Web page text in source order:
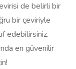
de belirli bir
bir çeviriyle
edebilirsiniz.
en güvenilir